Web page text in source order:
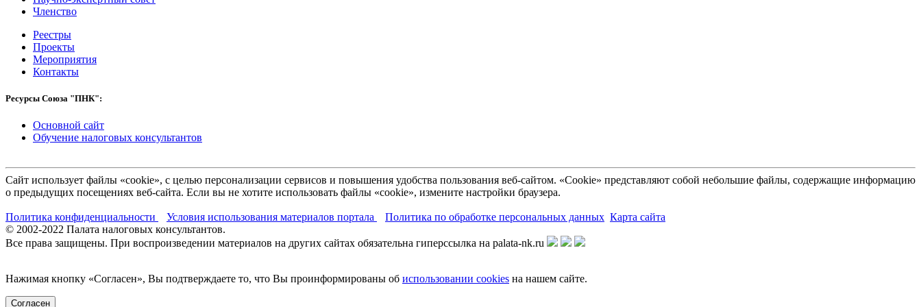
Членство
Реестры
Проекты
Мероприятия
Контакты
Ресурсы Союза "ПНК":
Основной сайт
Обучение налоговых консультантов
Сайт использует файлы «cookie», с целью персонализации сервисов и повышения удобства пользования веб-сайтом. «Cookie» представляют собой небольшие файлы, содержащие информацию
о предыдущих посещениях веб-сайта. Если вы не хотите использовать файлы «cookie», измените настройки браузера.
Политика конфиденциальности Условия использования материалов портала Политика по обработке персональных данных Карта сайта
© 2002-2022 Палата налоговых консультантов.
Все права защищены. При воспроизведении материалов на других сайтах обязательна гиперссылка на palata-nk.ru
Нажимая кнопку «Согласен», Вы подтверждаете то, что Вы проинформированы об использовании cookies на нашем сайте.
Согласен